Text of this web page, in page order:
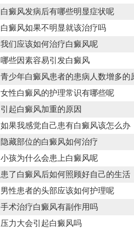
白癜风发病后有哪些明显症状呢
白癜风如果不明显就该治疗吗
我们应该如何治疗白癜风呢
哪些因素容易引发白癜风
青少年白癜风患者的患病人数增多的
女性白癜风的护理常识有哪些呢
引起白癜风加重的原因
如果我感觉自己患有白癜风该怎么办
隐藏部位的白癜风如何治疗
小孩为什么会患上白癜风呢
患了白癜风后如何照顾好自己的生活
男性患者的头部应该如何护理呢
手术治疗白癜风有副作用吗
压力大会引起白癜风吗